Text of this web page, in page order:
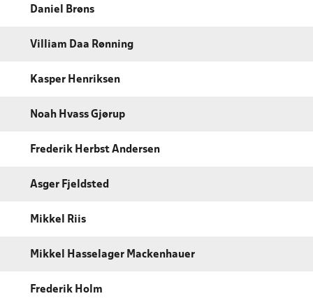
Daniel Brøns
Villiam Daa Rønning
Kasper Henriksen
Noah Hvass Gjørup
Frederik Herbst Andersen
Asger Fjeldsted
Mikkel Riis
Mikkel Hasselager Mackenhauer
Frederik Holm